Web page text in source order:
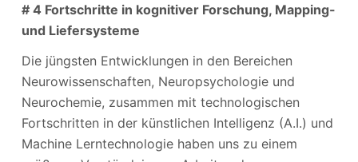
# 4 Fortschritte in kognitiver Forschung, Mapping-
und Liefersysteme
Die jüngsten Entwicklungen in den Bereichen
Neurowissenschaften, Neuropsychologie und
Neurochemie, zusammen mit technologischen
Fortschritten in der künstlichen Intelligenz (A.I.) und
Machine Lerntechnologie haben uns zu einem